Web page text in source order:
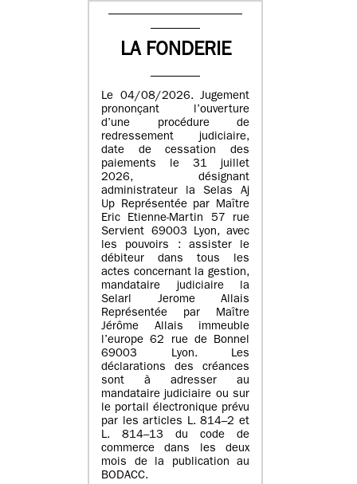
LA FONDERIE
Le 04/08/2026. Jugement
prononçant l’ouverture
d’une procédure de
redressement judiciaire,
date de cessation des
paiements le 31 juillet
2026, désignant
administrateur la Selas Aj
Up Représentée par Maître
Eric Etienne-Martin 57 rue
Servient 69003 Lyon, avec
les pouvoirs : assister le
débiteur dans tous les
actes concernant la gestion,
mandataire judiciaire la
Selarl Jerome Allais
Représentée par Maître
Jérôme Allais immeuble
l’europe 62 rue de Bonnel
69003 Lyon. Les
déclarations des créances
sont à adresser au
mandataire judiciaire ou sur
le portail électronique prévu
par les articles L. 814–2 et
L. 814–13 du code de
commerce dans les deux
mois de la publication au
BODACC.